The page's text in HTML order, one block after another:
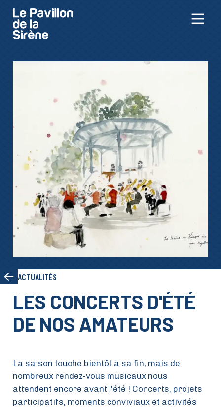
ACTUALITÉS
LES CONCERTS D'ÉTÉ
DE NOS AMATEURS
La saison touche bientôt à sa fin, mais de
nombreux rendez-vous musicaux nous
attendent encore avant l'été ! Concerts, projets
participatifs, moments conviviaux et activités